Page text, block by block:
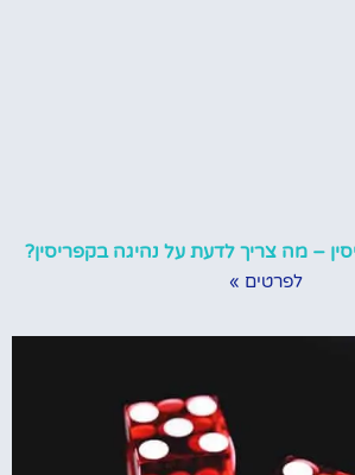
– מה צריך לדעת על נהיגה בקפריסין?
לפרטים »